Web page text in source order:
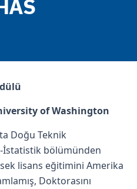
of Washington
Doğu Teknik
İstatistik bölümünden
lisans eğitimini Amerika
Doktorasını